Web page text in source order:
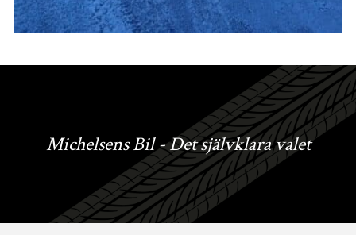
Michelsens Bil - Det självklara valet